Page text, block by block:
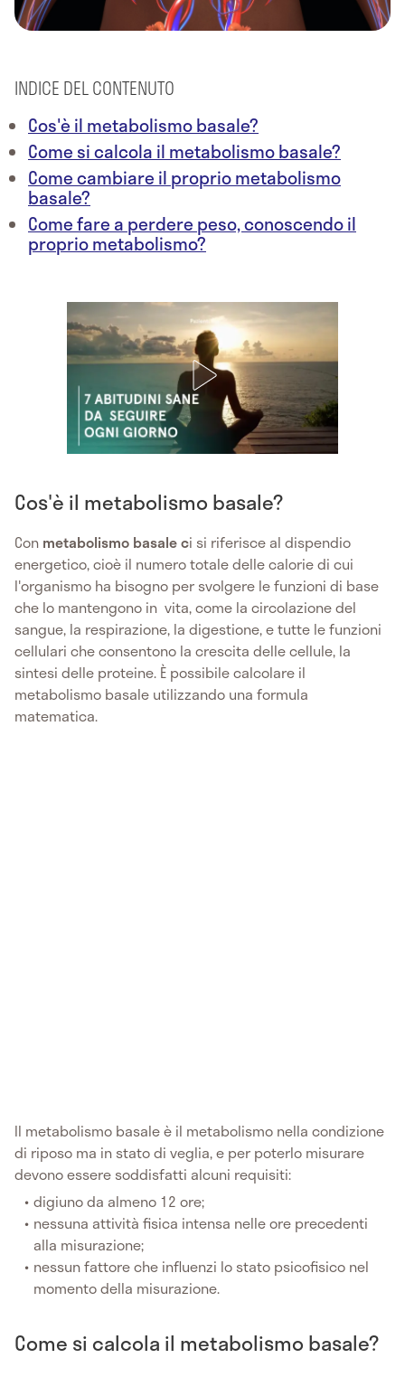
INDICE DEL CONTENUTO
Cos'è il metabolismo basale?
Come si calcola il metabolismo basale?
Come cambiare il proprio metabolismo
basale?
Come fare a perdere peso, conoscendo il
proprio metabolismo?
Cos'è il metabolismo basale?
Con metabolismo basale ci si riferisce al dispendio
energetico, cioè il numero totale delle calorie di cui
l'organismo ha bisogno per svolgere le funzioni di base
che lo mantengono in vita, come la circolazione del
sangue, la respirazione, la digestione, e tutte le funzioni
cellulari che consentono la crescita delle cellule, la
sintesi delle proteine. È possibile calcolare il
metabolismo basale utilizzando una formula
matematica.
Il metabolismo basale è il metabolismo nella condizione
di riposo ma in stato di veglia, e per poterlo misurare
devono essere soddisfatti alcuni requisiti:
digiuno da almeno 12 ore;
nessuna attività fisica intensa nelle ore precedenti
alla misurazione;
nessun fattore che influenzi lo stato psicofisico nel
momento della misurazione.
Come si calcola il metabolismo basale?